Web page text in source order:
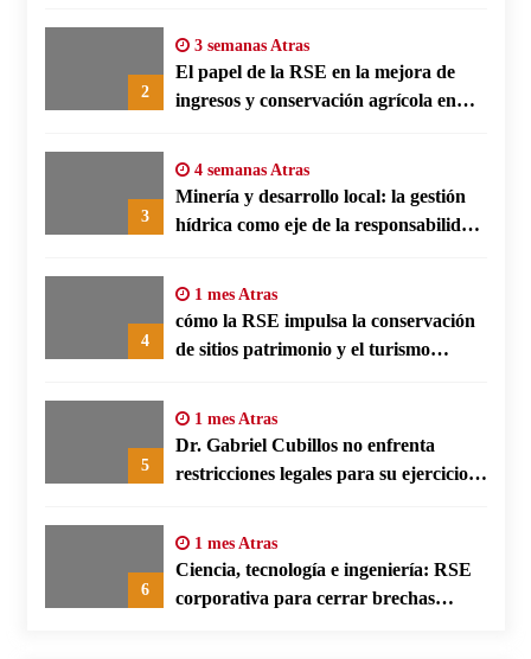
2
3 semanas Atras
El papel de la RSE en la mejora de
ingresos y conservación agrícola en
3
4 semanas Atras
Minería y desarrollo local: la gestión
hídrica como eje de la responsabilidad
4
1 mes Atras
cómo la RSE impulsa la conservación
de sitios patrimonio y el turismo
5
1 mes Atras
Dr. Gabriel Cubillos no enfrenta
restricciones legales para su ejercicio,
6
1 mes Atras
Ciencia, tecnología e ingeniería: RSE
corporativa para cerrar brechas